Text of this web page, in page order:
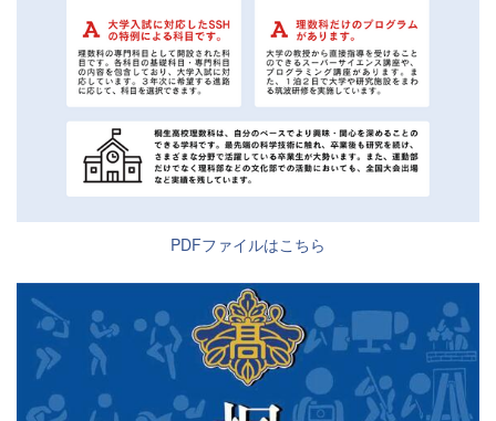
PDFファイルはこちら